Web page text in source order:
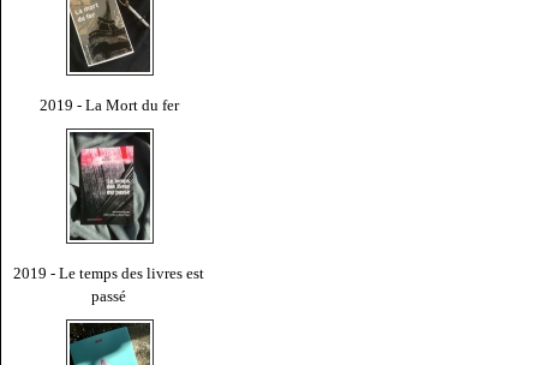
2019 - La Mort du fer
2019 - Le temps des livres est
passé